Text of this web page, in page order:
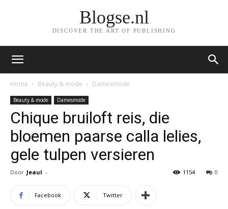
Blogse.nl
DISCOVER THE ART OF PUBLISHING
Home Beauty & mode Damesmode
Beauty & mode Damesmode
Chique bruiloft reis, die
bloemen paarse calla lelies,
gele tulpen versieren
Door Jeaul - 0
1154
Facebook Twitter